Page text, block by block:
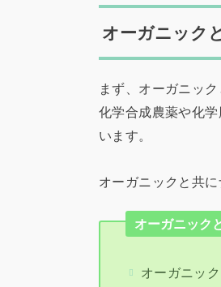
オーガニック
まず、オーガニッ
化学合成農薬や化
います。
オーガニックと共
オーガニック
オーガニッ